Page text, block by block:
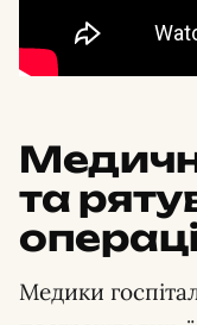
та
Медики